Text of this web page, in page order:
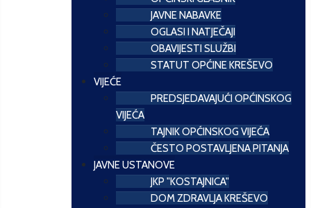
JAVNE NABAVKE
OGLASI I NATJEČAJI
OBAVIJESTI SLUŽBI
STATUT OPĆINE KREŠEVO
VIJEĆE
PREDSJEDAVAJUĆI OPĆINSKOG
VIJEĆA
TAJNIK OPĆINSKOG VIJEĆA
ČESTO POSTAVLJENA PITANJA
JAVNE USTANOVE
JKP "KOSTAJNICA"
DOM ZDRAVLJA KREŠEVO